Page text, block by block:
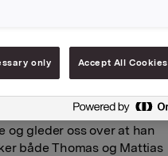
og han har også jobbet
Investor Relations. Han
i konsernet og har
Mattias for en utmerket
og gleder oss over at han
både Thomas og Mattias
only Accept All Cookies